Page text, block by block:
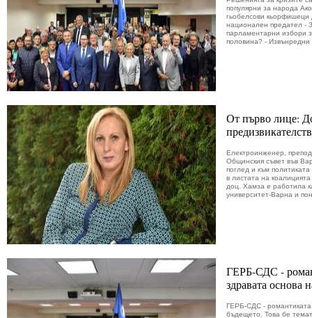
популярни за народа
гьобелсови кьорфишеци
национален предател -
парламентарни избори
половина? - Извънредни
От първо лице:
Електроинженер,
Общинския съвет във
поглед и към
в листата на
доц. Хамза е работила
университет-Варна и
ГЕРБ-СДС -
здравата основа
ГЕРБ-СДС -
бъдещето. Това бе